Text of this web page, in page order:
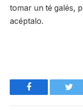
tomar un té galés,
acéptalo.
Facebook